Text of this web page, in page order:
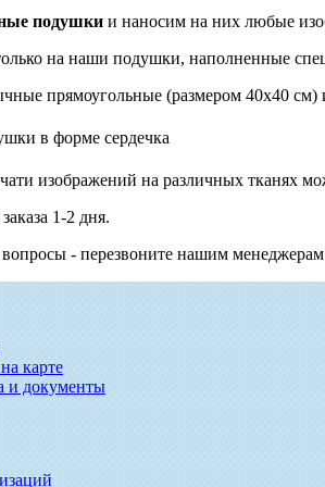
подушки и наносим на них любые
на наши подушки, наполненные
прямоугольные (размером 40х40 см)
изображений на различных тканях
1-2 дня.
вопросы - перезвоните нашим
карте
и документы